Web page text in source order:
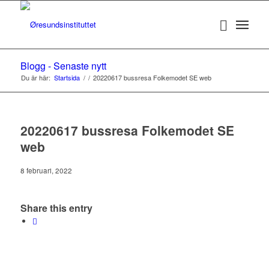
Blogg - Senaste nytt
Du är här: Startsida / / 20220617 bussresa Folkemodet SE web
20220617 bussresa Folkemodet SE
web
8 februari, 2022
Share this entry